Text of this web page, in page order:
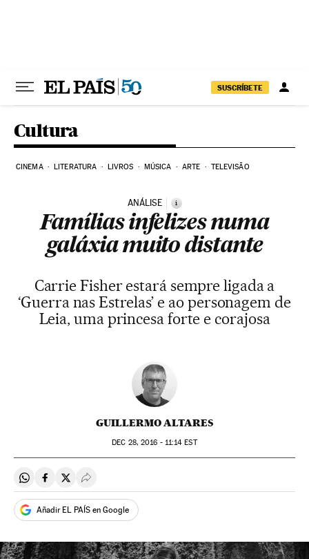
SUSCRÍBETE
Cultura
CINEMA LITERATURA LIVROS MÚSICA ARTE TELEVISÃO
ANÁLISE i
Famílias infelizes numa
galáxia muito distante
Carrie Fisher estará sempre ligada a
‘Guerra nas Estrelas’ e ao personagem de
Leia, uma princesa forte e corajosa
GUILLERMO ALTARES
DEC 28, 2016 - 11:14 EST
Compartir en Whatsapp
Compartir en Facebook
Compartir en Twitter
Desplegar Redes Sociales
Añadir EL PAÍS en Google